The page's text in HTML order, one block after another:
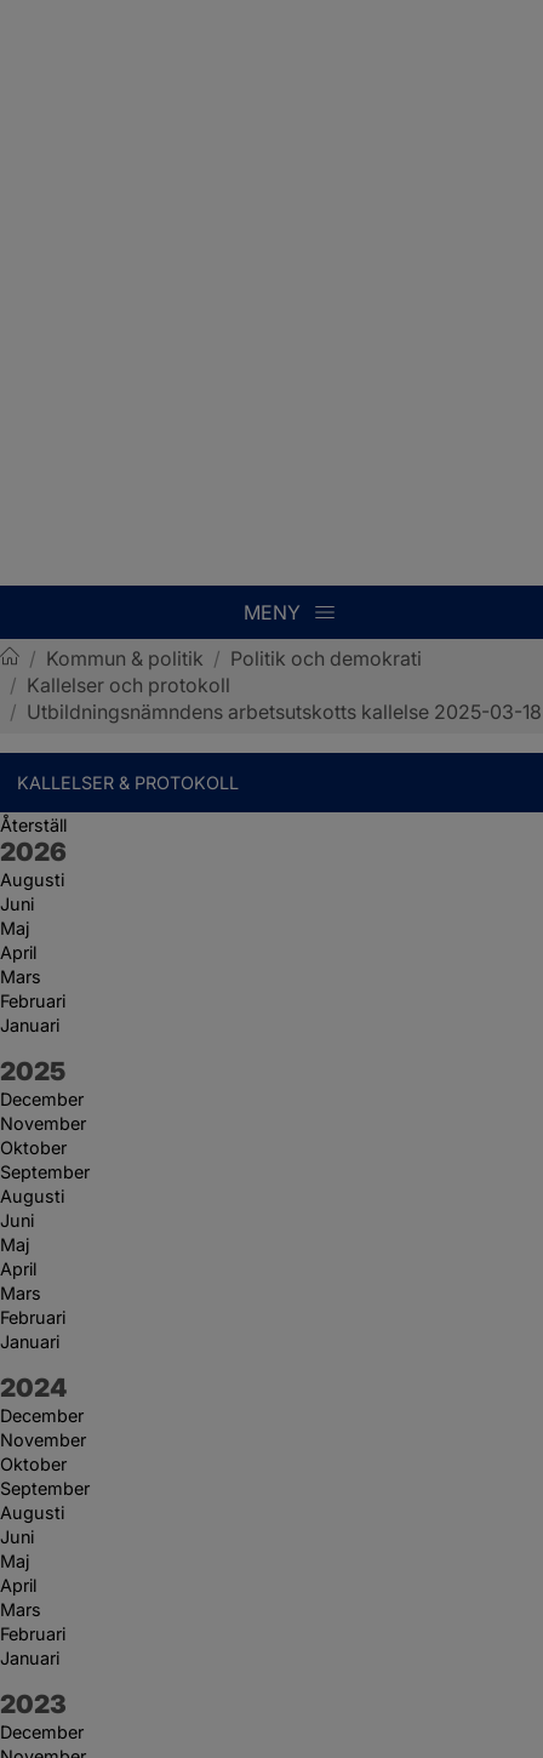
MENY
Sotenäs kommun
/ Kommun & politik / Politik och demokrati
/ Kallelser och protokoll
/ Utbildningsnämndens arbetsutskotts kallelse 2025-03-18
KALLELSER & PROTOKOLL
Återställ
År:
2026
Augusti
Juni
Maj
April
Mars
Februari
Januari
År:
2025
December
November
Oktober
September
Augusti
Juni
Maj
April
Mars
Februari
Januari
År:
2024
December
November
Oktober
September
Augusti
Juni
Maj
April
Mars
Februari
Januari
År:
2023
December